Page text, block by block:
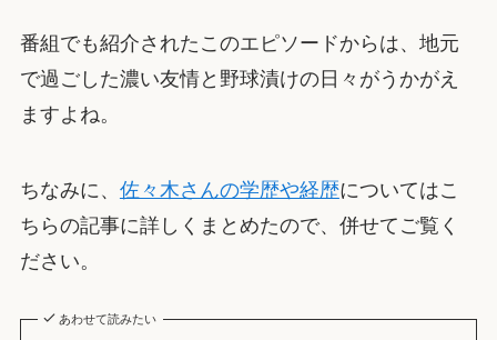
番組でも紹介されたこのエピソードからは、地元
で過ごした濃い友情と野球漬けの日々がうかがえ
ますよね。
ちなみに、 佐々木さんの学歴や経歴についてはこ
ちらの記事に詳しくまとめたので、併せてご覧く
ださい。
あわせて読みたい